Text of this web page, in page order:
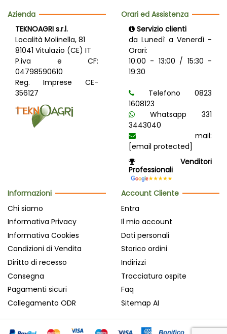
Azienda
TEKNOAGRI s.r.l.
Località Molinella, 81
81041 Vitulazio (CE) IT
P.iva e CF:
04798590610
Reg. Imprese CE-
356127
Orari ed Assistenza
Servizio clienti
da Lunedì a Venerdì -
Orari:
10:00 - 13:00 / 15:30 -
19:30
Telefono 0823
1608123
Whatsapp 331
3443040
mail:
[email protected]
Venditori
Professionali
Informazioni
Chi siamo
Informativa Privacy
Informativa Cookies
Condizioni di Vendita
Diritto di recesso
Consegna
Pagamenti sicuri
Collegamento ODR
Account Cliente
Entra
Il mio account
Dati personali
Storico ordini
Indirizzi
Tracciatura ospite
Faq
Sitemap AI